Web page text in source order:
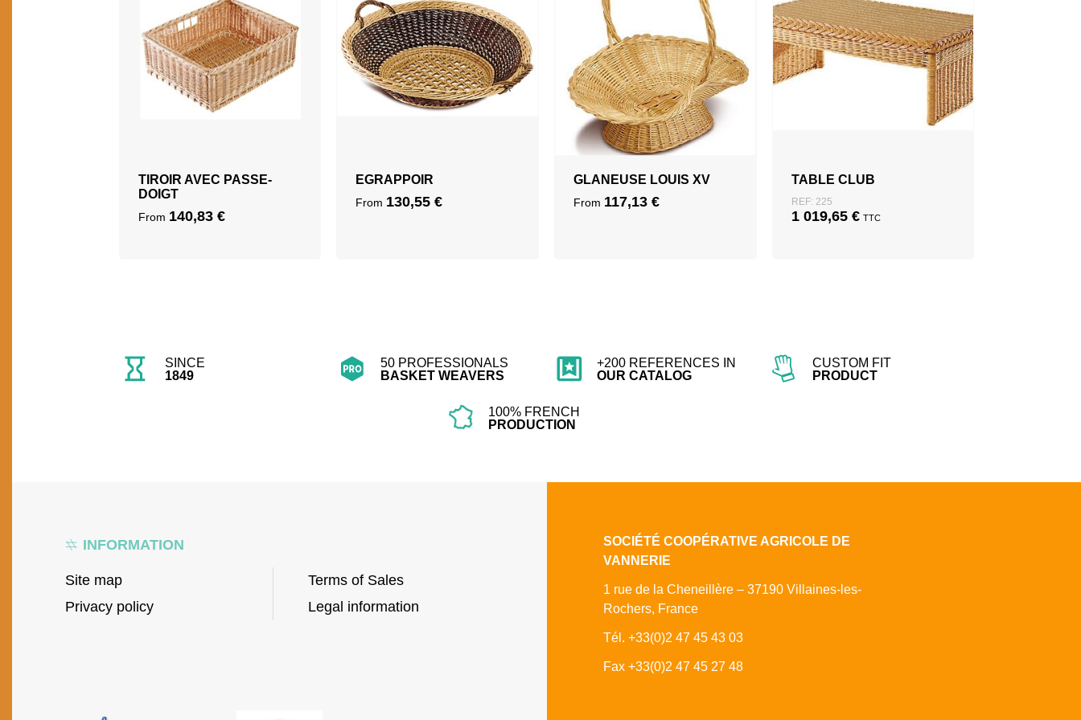
TIROIR AVEC PASSE-
DOIGT
From 140,83 €
EGRAPPOIR
From 130,55€
GLANEUSE LOUIS XV
From 117,13 €
TABLE CLUB
REF: 225
1 019,65 € TTC
SINCE
1849
50 PROFESSIONALS
BASKET WEAVERS
+200 REFERENCES IN
OUR CATALOG
CUSTOM FIT
PRODUCT
100% FRENCH
PRODUCTION
INFORMATION
Site map
Privacy policy
Terms of Sales
Legal information
SOCIÉTÉ COOPÉRATIVE AGRICOLE DE
VANNERIE
1 rue de la Cheneillère – 37190 Villaines-les-
Rochers, France
Tél. +33(0)2 47 45 43 03
Fax +33(0)2 47 45 27 48